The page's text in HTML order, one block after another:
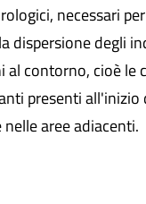
necessari
dispersione degli
al contorno, cioè le
presenti all'inizio
aree adiacenti.